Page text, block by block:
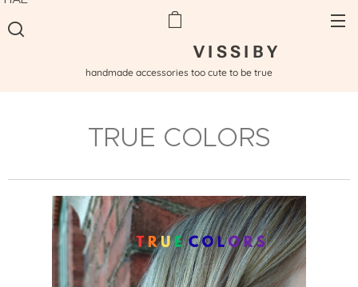
V I S S I B Y
handmade accessories too cute to be true
TRUE COLORS